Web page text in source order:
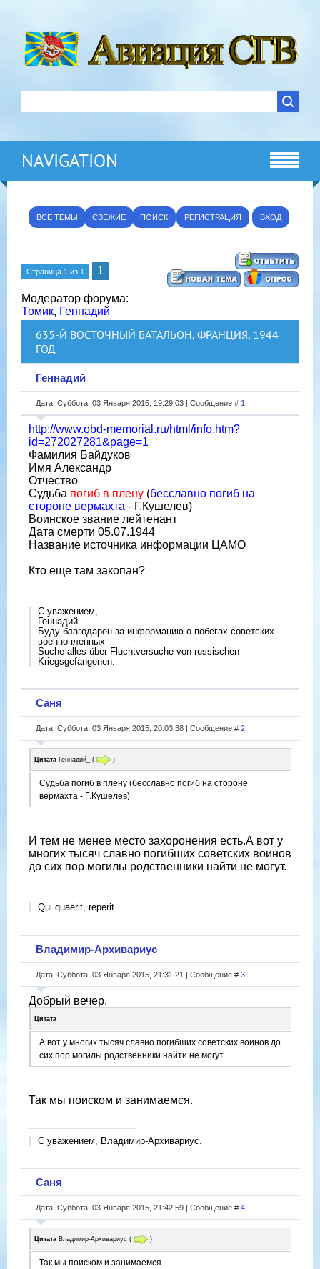
NAVIGATION
ВСЕ ТЕМЫ СВЕЖИЕ ПОИСК РЕГИСТРАЦИЯ ВХОД
Страница 1 из 1 1
Модератор форума:
Томик, Геннадий
635-Й ВОСТОЧНЫЙ БАТАЛЬОН, ФРАНЦИЯ, 1944
ГОД
Геннадий
Дата: Суббота, 03 Января 2015, 19:29:03 | Сообщение # 1
http://www.obd-memorial.ru/html/info.htm?
id=272027281&page=1
Фамилия Байдуков
Имя Александр
Отчество
Судьба погиб в плену (бесславно погиб на
стороне вермахта - Г.Кушелев)
Воинское звание лейтенант
Дата смерти 05.07.1944
Название источника информации ЦАМО
Кто еще там закопан?
С уважением,
Геннадий
Буду благодарен за информацию о побегах советских
военнопленных
Suche alles über Fluchtversuche von russischen
Kriegsgefangenen.
Саня
Дата: Суббота, 03 Января 2015, 20:03:38 | Сообщение # 2
Цитата Геннадий_ ( )
Судьба погиб в плену (бесславно погиб на стороне
вермахта - Г.Кушелев)
И тем не менее место захоронения есть.А вот у
многих тысяч славно погибших советских воинов
до сих пор могилы родственники найти не могут.
Qui quaerit, reperit
Владимир-Архивариус
Дата: Суббота, 03 Января 2015, 21:31:21 | Сообщение # 3
Добрый вечер.
Цитата
А вот у многих тысяч славно погибших советских воинов до
сих пор могилы родственники найти не могут.
Так мы поиском и занимаемся.
С уважением, Владимир-Архивариус.
Саня
Дата: Суббота, 03 Января 2015, 21:42:59 | Сообщение # 4
Цитата Владимир-Архивариус ( )
Так мы поиском и занимаемся.